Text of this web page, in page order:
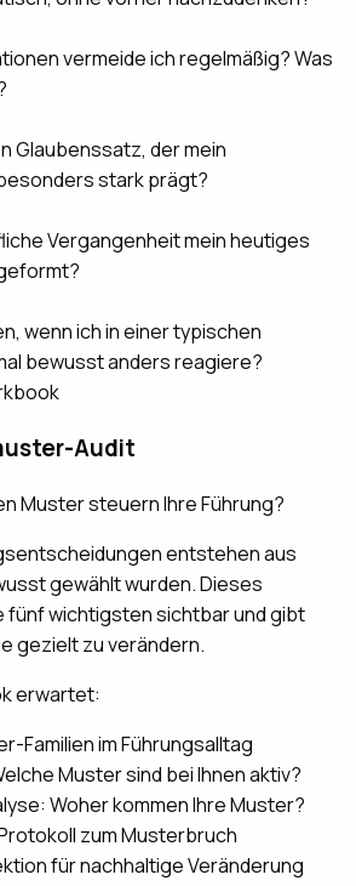
vermeide ich regelmäßig? Was
Glaubenssatz, der mein
stark prägt?
Vergangenheit mein heutiges
wenn ich in einer typischen
bewusst anders reagiere?
Audit
Muster steuern Ihre Führung?
entstehen aus
gewählt wurden. Dieses
fünf wichtigsten sichtbar und gibt
gezielt zu verändern.
erwartet:
Familien im Führungsalltag
Muster sind bei Ihnen aktiv?
Woher kommen Ihre Muster?
zum Musterbruch
für nachhaltige Veränderung